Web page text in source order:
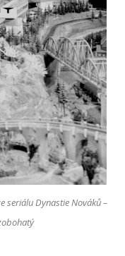
seriálu Dynastie Nováků –